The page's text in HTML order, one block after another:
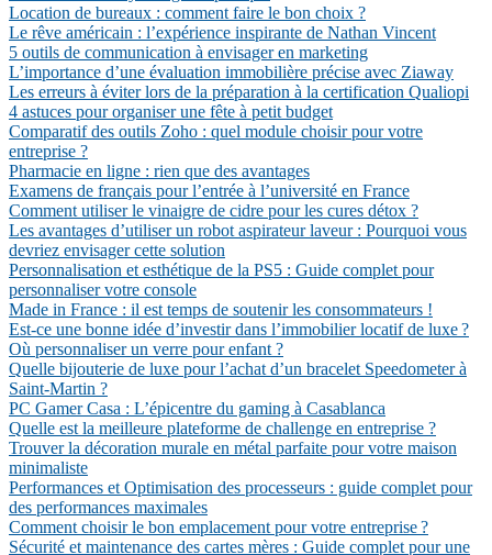
Location de bureaux : comment faire le bon choix ?
Le rêve américain : l’expérience inspirante de Nathan Vincent
5 outils de communication à envisager en marketing
L’importance d’une évaluation immobilière précise avec Ziaway
Les erreurs à éviter lors de la préparation à la certification Qualiopi
4 astuces pour organiser une fête à petit budget
Comparatif des outils Zoho : quel module choisir pour votre
entreprise ?
Pharmacie en ligne : rien que des avantages
Examens de français pour l’entrée à l’université en France
Comment utiliser le vinaigre de cidre pour les cures détox ?
Les avantages d’utiliser un robot aspirateur laveur : Pourquoi vous
devriez envisager cette solution
Personnalisation et esthétique de la PS5 : Guide complet pour
personnaliser votre console
Made in France : il est temps de soutenir les consommateurs !
Est-ce une bonne idée d’investir dans l’immobilier locatif de luxe ?
Où personnaliser un verre pour enfant ?
Quelle bijouterie de luxe pour l’achat d’un bracelet Speedometer à
Saint-Martin ?
PC Gamer Casa : L’épicentre du gaming à Casablanca
Quelle est la meilleure plateforme de challenge en entreprise ?
Trouver la décoration murale en métal parfaite pour votre maison
minimaliste
Performances et Optimisation des processeurs : guide complet pour
des performances maximales
Comment choisir le bon emplacement pour votre entreprise ?
Sécurité et maintenance des cartes mères : Guide complet pour une